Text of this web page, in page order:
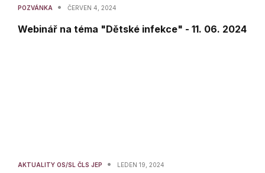
POZVÁNKA • ČERVEN 4, 2024
Webinář na téma "Dětské infekce" - 11. 06. 2024
AKTUALITY OS/SL ČLS JEP • LEDEN 19, 2024